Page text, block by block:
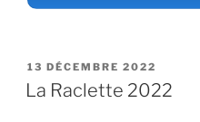
PUBLIÉ
LE
13 DÉCEMBRE 2022
La Raclette 2022